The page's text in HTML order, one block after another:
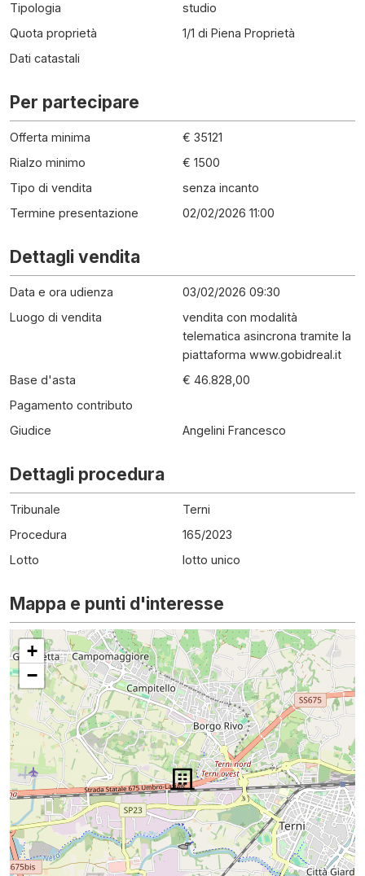
Tipologia
studio
Quota proprietà
1/1 di Piena Proprietà
Dati catastali
Per partecipare
Offerta minima
€ 35121
Rialzo minimo
€ 1500
Tipo di vendita
senza incanto
Termine presentazione
02/02/2026 11:00
Dettagli vendita
Data e ora udienza
03/02/2026 09:30
Luogo di vendita
vendita con modalità
telematica asincrona tramite la
piattaforma www.gobidreal.it
Base d'asta
€ 46.828,00
Pagamento contributo
Giudice
Angelini Francesco
Dettagli procedura
Tribunale
Terni
Procedura
165/2023
Lotto
lotto unico
Mappa e punti d'interesse
+
−